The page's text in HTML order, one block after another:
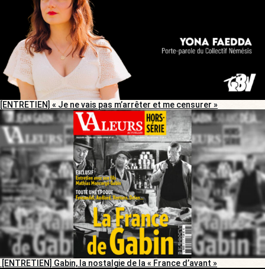
[ENTRETIEN] « Je ne vais pas m’arrêter et me censurer »
[ENTRETIEN] Gabin, la nostalgie de la « France d’avant »